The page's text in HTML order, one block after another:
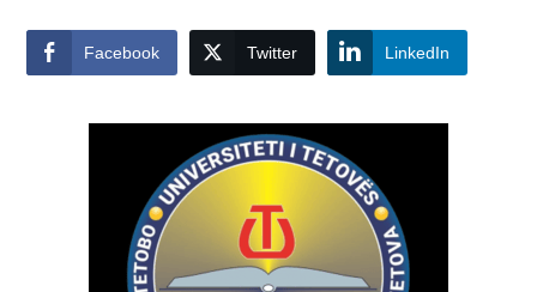
Facebook Twitter LinkedIn